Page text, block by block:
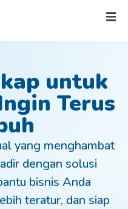
untuk
Terus
yang menghambat
dengan solusi
bisnis Anda
teratur, dan siap